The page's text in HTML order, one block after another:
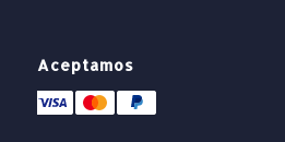
Aceptamos